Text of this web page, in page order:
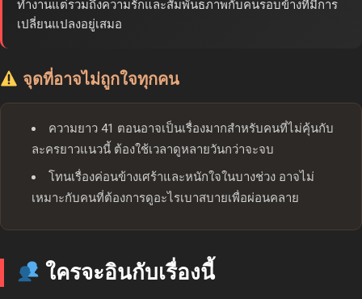
ทำงานแต่รวมถึงความรักและสัมพันธภาพกับคนรอบข้างที่มีการ
เปลี่ยนแปลงอยู่เสมอ
จุดที่อาจไม่ถูกใจทุกคน
ความยาว 41 ตอนอาจเป็นเรื่องมากสำหรับคนที่ไม่คุ้นกับ
ละครยาวแนวนี้ ต้องใช้เวลาดูหลายวันกว่าจะจบ
โทนเรื่องค่อนข้างเศร้าและหนักใจในบางช่วง อาจไม่
เหมาะกับคนที่ต้องการดูอะไรเบาสบายเพื่อผ่อนคลาย
ใครจะอินกับเรื่องนี้